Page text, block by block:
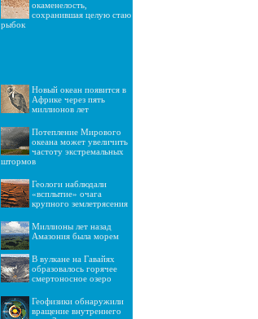
окаменелость,
сохранившая целую стаю
рыбок
Новый океан появится в
Африке через пять
миллионов лет
Потепление Мирового
океана может увеличить
частоту экстремальных
штормов
Геологи наблюдали
«всплытие» очага
крупного землетрясения
Миллионы лет назад
Амазония была морем
В вулкане на Гавайях
образовалось горячее
смертоносное озеро
Геофизики обнаружили
вращение внутреннего